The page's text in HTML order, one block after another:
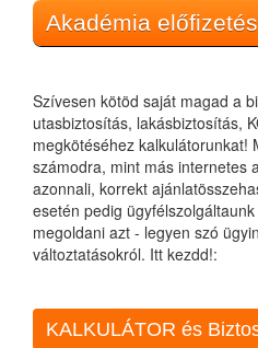
Akadémia előfizetés
Szívesen kötöd saját magad a
utasbiztosítás, lakásbiztosítás,
megkötéséhez kalkulátorunkat!
számodra, mint más internetes
azonnali, korrekt
esetén pedig
megoldani azt - legyen szó
változtatásokról. Itt kezdd!:
KALKULÁTOR és